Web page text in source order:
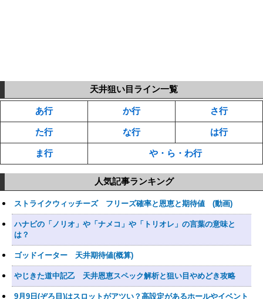
天井狙い目ライン一覧
あ行 か行 さ行
た行 な行 は行
ま行 や・ら・わ行
人気記事ランキング
ストライクウィッチーズ フリーズ確率と恩恵と期待値 (動画)
ハナビの「ノリオ」や「ナメコ」や「トリオレ」の言葉の意味と
は？
ゴッドイーター 天井期待値(概算)
やじきた道中記乙 天井恩恵スペック解析と狙い目やめどき攻略
9月9日(ぞろ目)はスロットがアツい？高設定があるホールやイベント